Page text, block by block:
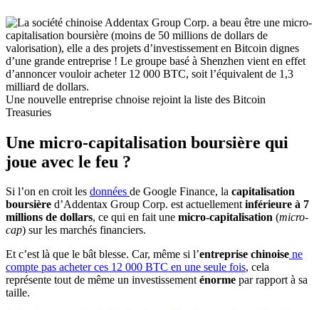
Une nouvelle entreprise chnoise rejoint la liste des Bitcoin
Treasuries
Une micro-capitalisation boursière qui
joue avec le feu ?
Si l’on en croit les données de Google Finance, la capitalisation
boursière d’Addentax Group Corp. est actuellementinférieure à 7
millions de dollars, ce qui en fait une micro-capitalisation (micro-
cap) sur les marchés financiers.
Et c’est là que le bât blesse. Car, même si l’entreprise chinoise ne
compte pas acheter ces 12 000 BTC en une seule fois, cela
représente tout de même un investissementénorme par rapport à sa
taille.